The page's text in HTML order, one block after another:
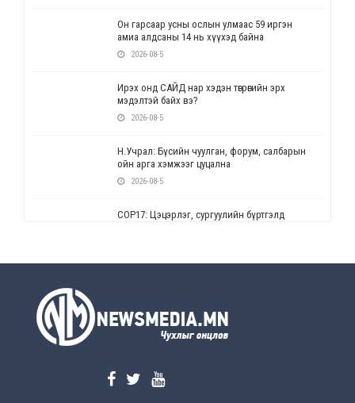
Он гарсаар усны ослын улмаас 59 иргэн
амиа алдсаны 14 нь хүүхэд байна
2026-08-5
Ирэх онд САЙД нар хэдэн төгрөгийн эрх
мэдэлтэй байх вэ?
2026-08-5
Н.Учрал: Бүсийн чуулган, форум, салбарын
ойн арга хэмжээг цуцална
2026-08-5
СОР17: Цэцэрлэг, сургуулийн бүртгэлд
2026-08-5
2026-08-5